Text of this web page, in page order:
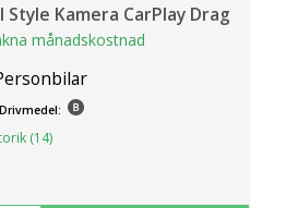
Style Kamera CarPlay Drag
månadskostnad
Drivmedel:
(14)